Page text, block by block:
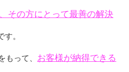
その方にとって最善の解決
す。
もって、 お客様が納得できる